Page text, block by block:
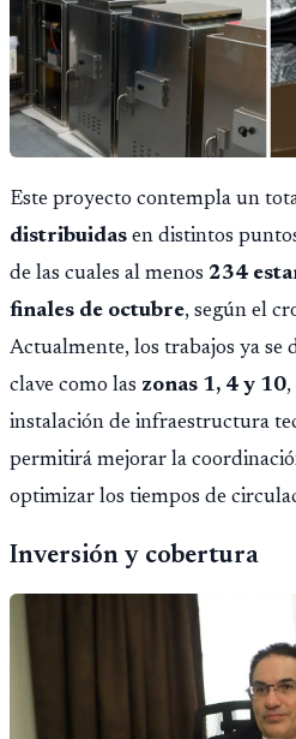
Este proyecto contempla un
distribuidas en distintos
de las cuales al menos 234
finales de octubre, según el
Actualmente, los trabajos ya se
clave como las zonas 1, 4 y 10
instalación de infraestructura
permitirá mejorar la
optimizar los tiempos de
Inversión y cobertura